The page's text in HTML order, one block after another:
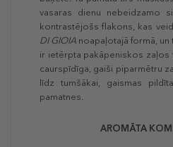
vasaras dienu nebeidzamo
kontrastējošs flakons, kas
DI GIOIA noapaļotajā formā,
ir ietērpta pakāpeniskos zaļos
caurspīdīga, gaiši piparmētru
līdz tumšākai, gaismas
pamatnes.
AROMĀTA